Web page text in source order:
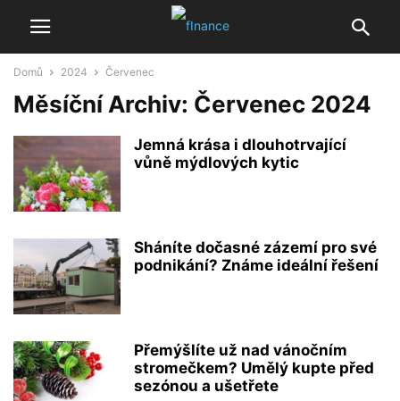
Domů 2024 Červenec
Měsíční Archiv: Červenec 2024
Jemná krása i dlouhotrvající
vůně mýdlových kytic
Sháníte dočasné zázemí pro své
podnikání? Známe ideální řešení
Přemýšlíte už nad vánočním
stromečkem? Umělý kupte před
sezónou a ušetřete